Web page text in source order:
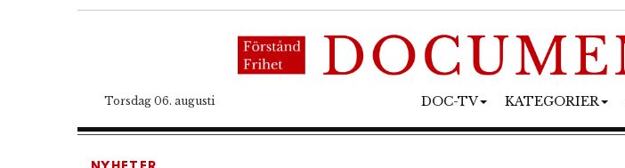
Torsdag 06. augusti DOC-TV KATEGORIER